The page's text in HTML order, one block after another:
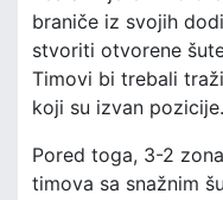
braniče iz svojih
stvoriti otvorene
Timovi bi trebali
koji su izvan pozicije.
Pored toga, 3-2
timova sa snažnim